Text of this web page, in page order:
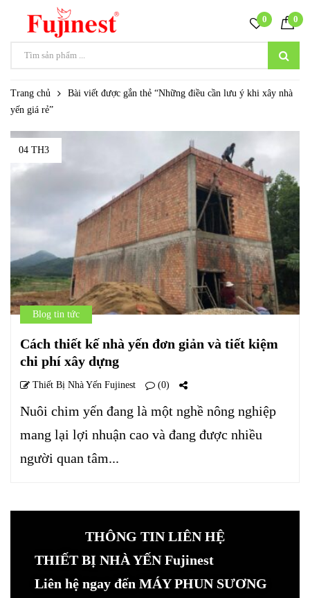
0 0
Trang chủ
Bài viết được gắn thẻ “Những điều cần lưu ý khi xây nhà
yến giá rẻ”
04 TH3
Blog tin tức
Cách thiết kế nhà yến đơn giản và tiết kiệm
chi phí xây dựng
Thiết Bị Nhà Yến Fujinest (0)
Nuôi chim yến đang là một nghề nông nghiệp
mang lại lợi nhuận cao và đang được nhiều
người quan tâm...
THÔNG TIN LIÊN HỆ
THIẾT BỊ NHÀ YẾN Fujinest
Liên hệ ngay đến MÁY PHUN SƯƠNG